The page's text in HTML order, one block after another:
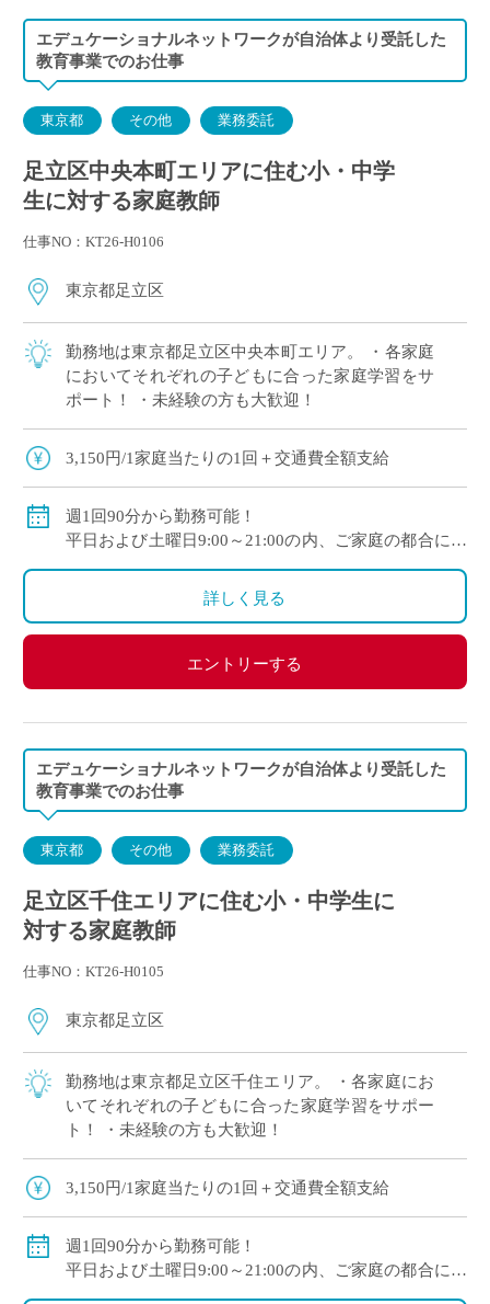
／19:00～20:30 E家庭
金曜日 14:00～15:30 F家庭／18:00～19:30 G家庭
エデュケーショナルネットワークが自治体より受託した
教育事業でのお仕事
東京都 その他 業務委託
足立区中央本町エリアに住む小・中学
生に対する家庭教師
仕事NO：KT26-H0106
東京都足立区
勤務地は東京都足立区中央本町エリア。 ・各家庭
においてそれぞれの子どもに合った家庭学習をサ
ポート！ ・未経験の方も大歓迎！
3,150円/1家庭当たりの1回＋交通費全額支給
週1回90分から勤務可能！
平日および土曜日9:00～21:00の内、ご家庭の都合に合
わせて時間を決定
ご自身のご都合の良い時間帯のご家庭をお願いしま
※5月～3月で実施します。
(勤務イメージ）
／19:00～20:30 E家庭
金曜日 14:00～15:30 F家庭／18:00～19:30 G家庭
詳しく見る
エントリーする
エデュケーショナルネットワークが自治体より受託した
教育事業でのお仕事
東京都 その他 業務委託
足立区千住エリアに住む小・中学生に
対する家庭教師
仕事NO：KT26-H0105
東京都足立区
勤務地は東京都足立区千住エリア。 ・各家庭にお
いてそれぞれの子どもに合った家庭学習をサポー
ト！ ・未経験の方も大歓迎！
3,150円/1家庭当たりの1回＋交通費全額支給
週1回90分から勤務可能！
平日および土曜日9:00～21:00の内、ご家庭の都合に合
わせて時間を決定